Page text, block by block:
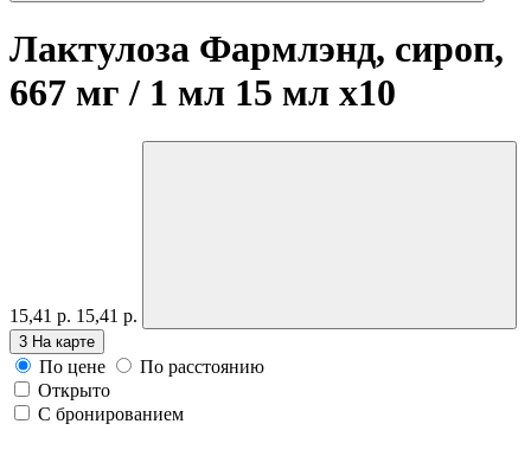
Лактулоза Фармлэнд, сироп,
667 мг / 1 мл 15 мл x10
15,41 р. 15,41 р.
3 На карте
По цене
По расстоянию
Открыто
С бронированием